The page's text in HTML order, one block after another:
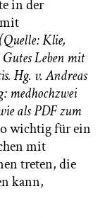
in der
(Quelle: Klie,
Leben mit
Hg. v. Andreas
medhochzwei
als PDF zum
wichtig für ein
mit
treten, die
kann,